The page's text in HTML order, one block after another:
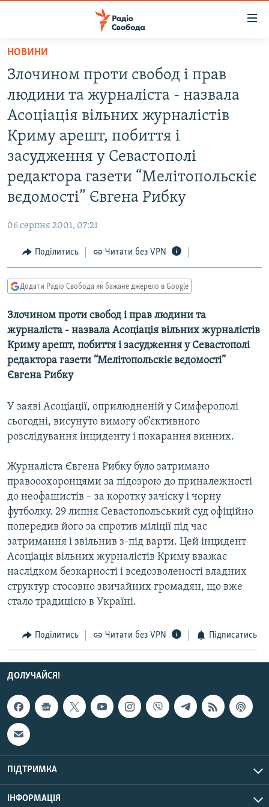
Перейти
основного
матеріалу
Перейти
до
основної
навігації
Перейти
до
пошуку
СТАТТІ
СУСПІЛЬСТВО
КУЛЬТУРА
СВІТ
ВІЙНА
РОСІЙСЬКА «ФІЛЬТРАЦІЯ»
ДОНБАС.РЕАЛІЇ
КРИМ.РЕАЛІЇ
КИТАЙ.ВИКЛИКИ
МУЛЬТИМЕДІА
СПЕЦПРОЄКТИ
ПОДКАСТИ
КРИМ РЕАЛІЇ
КТАТ
ДОЛУЧАЙСЯ!
Усі сайти RFE/RL
НОВИНИ
Злочином проти свобод і прав
людини та журналіста - назвала
Асоціація вільних журналістів
Криму арешт, побиття і
засудження у Севастополі
редактора газети “Мелітопольскіє
вєдомості” Євгена Рибку
06 серпня 2001, 07:21
Поділитись Читати без VPN
Додати Радіо Свобода як бажане джерело в Google
Злочином проти свобод і прав людини та
журналіста - назвала Асоціація вільних журналістів
Криму арешт, побиття і засудження у Севастополі
редактора газети “Мелітопольскіє вєдомості”
Євгена Рибку
У заяві Асоціації, оприлюдненій у Симферополі
сьогодні, висунуто вимогу об’єктивного
розслідування інциденту і покарання винних.
Журналіста Євгена Рибку було затримано
правооохоронцями за підозрою до приналежності
до неофашистів – за коротку зачіску і чорну
футболку. 29 липня Севастопольський суд офіційно
попередив його за спротив міліції під час
затримання і звільнив з-під варти. Цей інцидент
Асоціація вільних журналістів Криму вважає
наслідком безкарності і вседозволеності владних
структур стосовно звичайних громадян, що вже
стало традицією в Україні.
Поділитись Читати без VPN Підписатись
ДОЛУЧАЙСЯ!
ПІДТРИМКА
ІНФОРМАЦІЯ